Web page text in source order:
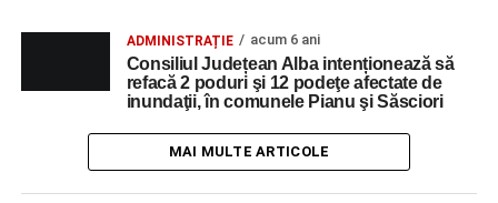
ADMINISTRAȚIE acum 6 ani
Consiliul Județean Alba intenționează să
refacă 2 poduri şi 12 podeţe afectate de
inundaţii, în comunele Pianu şi Săsciori
MAI MULTE ARTICOLE